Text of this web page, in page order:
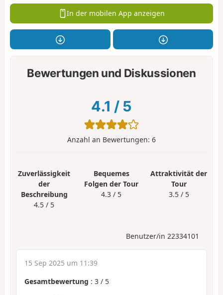
In der mobilen App anzeigen
Bewertungen und Diskussionen
4.1 / 5
Anzahl an Bewertungen: 6
Zuverlässigkeit
der
Beschreibung
4.5 / 5
Bequemes
Folgen der Tour
4.3 / 5
Attraktivität der
Tour
3.5 / 5
Benutzer/in 22334101
15 Sep 2025 um 11:39
Gesamtbewertung : 3 / 5